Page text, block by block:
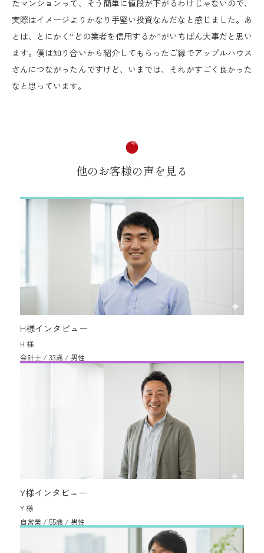
たマンションって、そう簡単に値段が下がるわけじゃないので、
実際はイメージよりかなり手堅い投資なんだなと感じました。あ
とは、とにかく“どの業者を信用するか”がいちばん大事だと思い
ます。僕は知り合いから紹介してもらったご縁でアップルハウス
さんにつながったんですけど、いまでは、それがすごく良かった
なと思っています。
他のお客様の声を見る
H様インタビュー
H 様
会計士 / 33歳 / 男性
Y様インタビュー
Y 様
自営業 / 55歳 / 男性